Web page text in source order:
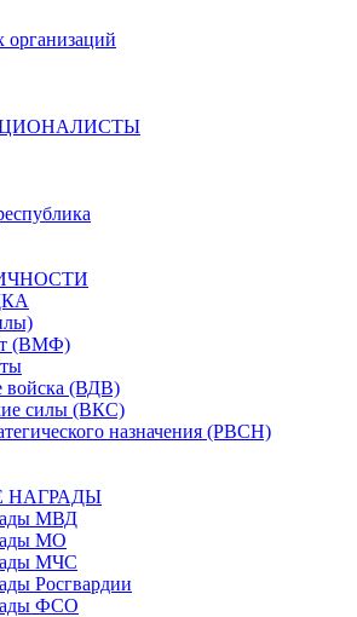
(ВМФ)
войска (ВДВ)
силы (ВКС)
назначения (РВСН)
НАГРАДЫ
МВД
МО
МЧС
Росгвардии
ФСО